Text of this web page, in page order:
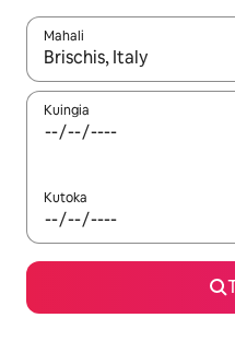
Mahali
Wakati matokeo
Kuingia
Kutoka